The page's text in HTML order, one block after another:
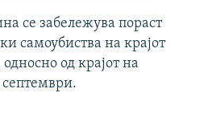
се забележува пораст
самоубиства на крајот
односно од крајот на
септември.